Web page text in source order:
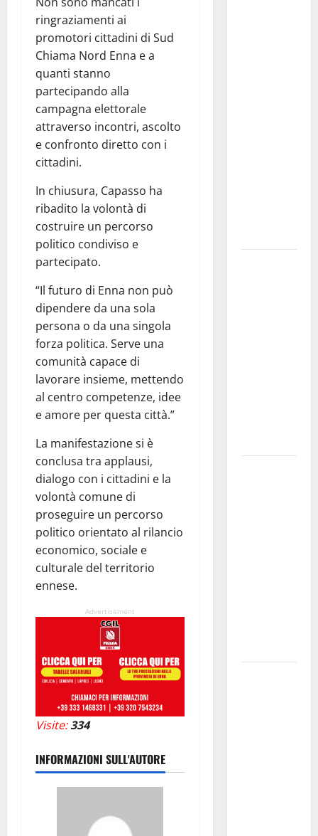
ringraziamenti ai
promotori cittadini di Sud
Chiama Nord Enna e a
quanti stanno
partecipando alla
campagna elettorale
attraverso incontri, ascolto
e confronto diretto con i
cittadini.
In chiusura, Capasso ha
ribadito la volontà di
costruire un percorso
politico condiviso e
partecipato.
“Il futuro di Enna non può
dipendere da una sola
persona o da una singola
forza politica. Serve una
comunità capace di
lavorare insieme, mettendo
al centro competenze, idee
e amore per questa città.”
La manifestazione si è
conclusa tra applausi,
dialogo con i cittadini e la
volontà comune di
proseguire un percorso
politico orientato al rilancio
economico, sociale e
culturale del territorio
ennese.
Advertisement
Visite:334
INFORMAZIONI SULL'AUTORE